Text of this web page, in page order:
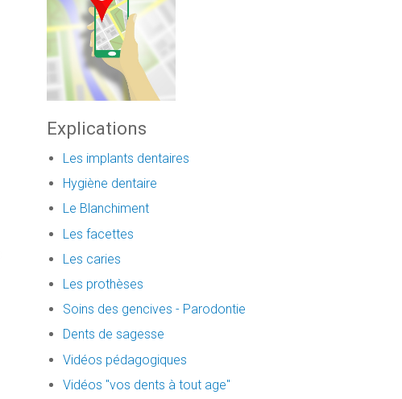
Explications
Les implants dentaires
Hygiène dentaire
Le Blanchiment
Les facettes
Les caries
Les prothèses
Soins des gencives - Parodontie
Dents de sagesse
Vidéos pédagogiques
Vidéos "vos dents à tout age"